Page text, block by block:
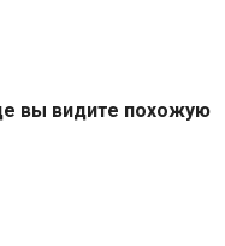
вы видите похожую